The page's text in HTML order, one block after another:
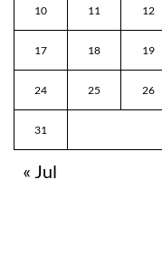
10 11 12
17 18 19
24 25 26
31
« Jul